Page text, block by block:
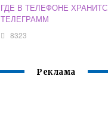
ГДЕ В ТЕЛЕФОНЕ
ТЕЛЕГРАММ
8323
Реклама